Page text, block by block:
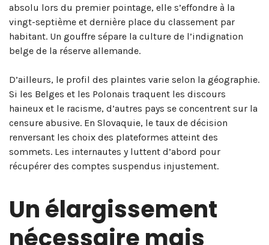
absolu lors du premier pointage, elle s’effondre à la
vingt-septième et dernière place du classement par
habitant. Un gouffre sépare la culture de l’indignation
belge de la réserve allemande.
D’ailleurs, le profil des plaintes varie selon la géographie.
Si les Belges et les Polonais traquent les discours
haineux et le racisme, d’autres pays se concentrent sur la
censure abusive. En Slovaquie, le taux de décision
renversant les choix des plateformes atteint des
sommets. Les internautes y luttent d’abord pour
récupérer des comptes suspendus injustement.
Un élargissement
nécessaire mais